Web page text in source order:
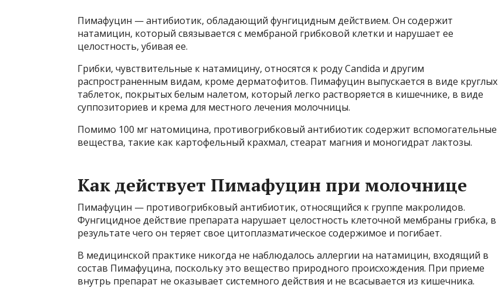
Пимафуцин — антибиотик, обладающий фунгицидным действием. Он содержит
натамицин, который связывается с мембраной грибковой клетки и нарушает ее
целостность, убивая ее.
Грибки, чувствительные к натамицину, относятся к роду Candida и другим
распространенным видам, кроме дерматофитов. Пимафуцин выпускается в виде круглых
таблеток, покрытых белым налетом, который легко растворяется в кишечнике, в виде
суппозиториев и крема для местного лечения молочницы.
Помимо 100 мг натомицина, противогрибковый антибиотик содержит вспомогательные
вещества, такие как картофельный крахмал, стеарат магния и моногидрат лактозы.
Как действует Пимафуцин при молочнице
Пимафуцин — противогрибковый антибиотик, относящийся к группе макролидов.
Фунгицидное действие препарата нарушает целостность клеточной мембраны грибка, в
результате чего он теряет свое цитоплазматическое содержимое и погибает.
В медицинской практике никогда не наблюдалось аллергии на натамицин, входящий в
состав Пимафуцина, поскольку это вещество природного происхождения. При приеме
внутрь препарат не оказывает системного действия и не всасывается из кишечника.